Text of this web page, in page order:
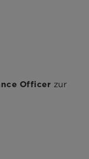
Officer zur